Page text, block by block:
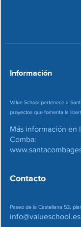
e
Información
Value School pertenece a
proyectos que fomenta la
Más información en
Comba:
Contacto
Paseo de la Castellana 53,
info@valueschool.es